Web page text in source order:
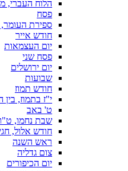
הלוח העברי,
פסח
ספירת
חודש אייר
יום העצמאות
פסח שני
יום ירושלים
שבועות
חודש תמוז
י"ז בתמוז, בין
ט' באב
שבת נחמו,
חודש אלול,
ראש השנה
צום גדליה
יום הכיפורים